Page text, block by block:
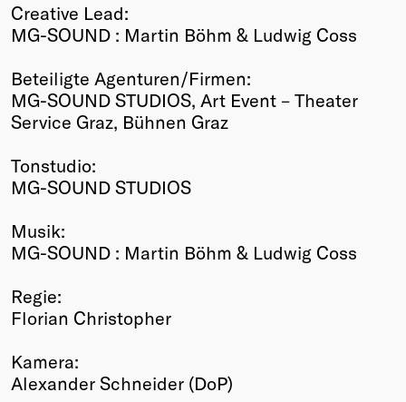
Creative Lead:
MG-SOUND : Martin Böhm & Ludwig Coss
Beteiligte Agenturen/Firmen:
MG-SOUND STUDIOS, Art Event – Theater
Service Graz, Bühnen Graz
Tonstudio:
MG-SOUND STUDIOS
Musik:
MG-SOUND : Martin Böhm & Ludwig Coss
Regie:
Florian Christopher
Kamera:
Alexander Schneider (DoP)